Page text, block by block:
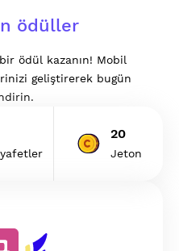
ödüller
ödül kazanın! Mobil
geliştirerek bugün
20
Jeton